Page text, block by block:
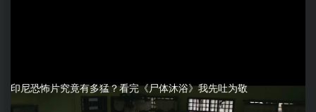
印尼恐怖片究竟有多猛？看完《尸体沐浴》我先吐为敬